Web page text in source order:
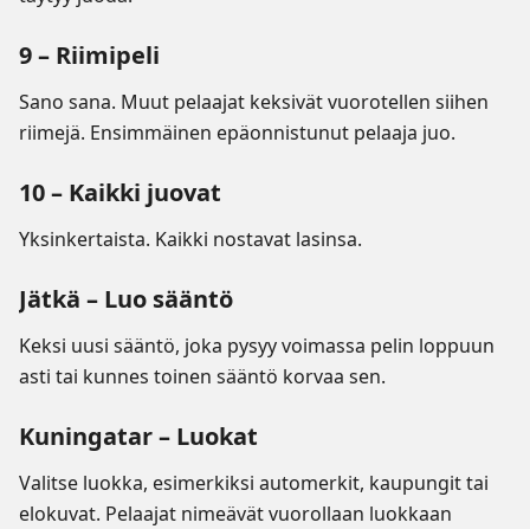
9 – Riimipeli
Sano sana. Muut pelaajat keksivät vuorotellen siihen
riimejä. Ensimmäinen epäonnistunut pelaaja juo.
10 – Kaikki juovat
Yksinkertaista. Kaikki nostavat lasinsa.
Jätkä – Luo sääntö
Keksi uusi sääntö, joka pysyy voimassa pelin loppuun
asti tai kunnes toinen sääntö korvaa sen.
Kuningatar – Luokat
Valitse luokka, esimerkiksi automerkit, kaupungit tai
elokuvat. Pelaajat nimeävät vuorollaan luokkaan